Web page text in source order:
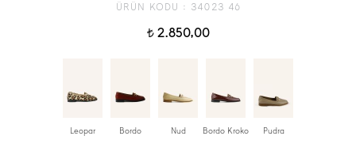
ÜRÜN KODU : 34023 46
t2.850,00
Leopar Bordo Nud Bordo Kroko Pudra